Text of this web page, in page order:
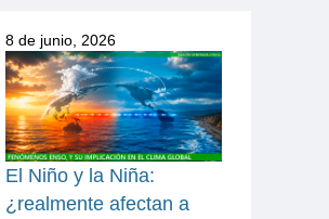
8 de junio, 2026
El Niño y la Niña:
¿realmente afectan a